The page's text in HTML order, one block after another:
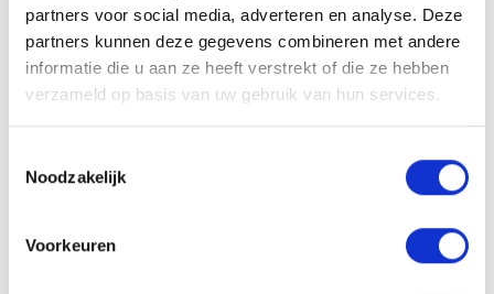
partners voor social media, adverteren en analyse. Deze
partners kunnen deze gegevens combineren met andere
informatie die u aan ze heeft verstrekt of die ze hebben
verzameld op basis van uw gebruik van hun services.
Noodzakelijk
Voorkeuren
Sollicitatieprocedure
1 SOLLICITATIE BEOORDELEN